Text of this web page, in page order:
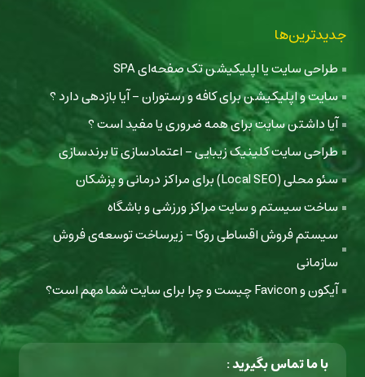
جدیدترین‌ها
طراحی سایت یا اپلیکیشن تک صفحه‌ای SPA
سایت و اپلیکیشن برای کافه و رستوران - آیا بازدهی دارد ؟
آیا داشتن سایت برای همه ضروری یا مفید است ؟
طراحی سایت کلینیک زیبایی - اعتمادسازی تا برندسازی
سئو محلی (Local SEO) برای مراکز درمانی و پزشکان
ساخت سیستم و سایت مراکز ورزشی و باشگاه
سیستم فروش اقساطی روکا - زیرساخت توسعه‌ی فروش
سازمانی
آیکون و Favicon چیست و چرا برای سایت شما مهم است؟
با ما تماس بگیرید :